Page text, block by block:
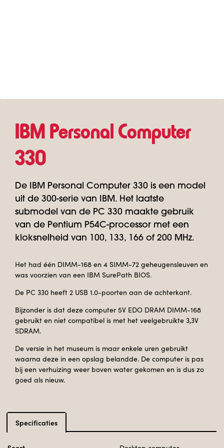
IBM Personal Computer
330
De IBM Personal Computer 330 is een model
uit de 300-serie van IBM. Het laatste
submodel van de PC 330 maakte gebruik
van de Pentium P54C-processor met een
kloksnelheid van 100, 133, 166 of 200 MHz.
Het had één DIMM-168 en 4 SIMM-72 geheugensleuven en
was voorzien van een IBM SurePath BIOS.
De PC 330 heeft 2 USB 1.0-poorten aan de achterkant.
Bijzonder is dat deze computer 5V EDO DRAM DIMM-168
gebruikt en niet compatibel is met het veelgebruikte 3,3V
SDRAM.
De versie in het museum is maar enkele uren gebruikt
waarna deze in een opslag belandde. De computer is pas
bij een verhuizing weer boven water gekomen en is dus zo
goed als nieuw.
Specificaties